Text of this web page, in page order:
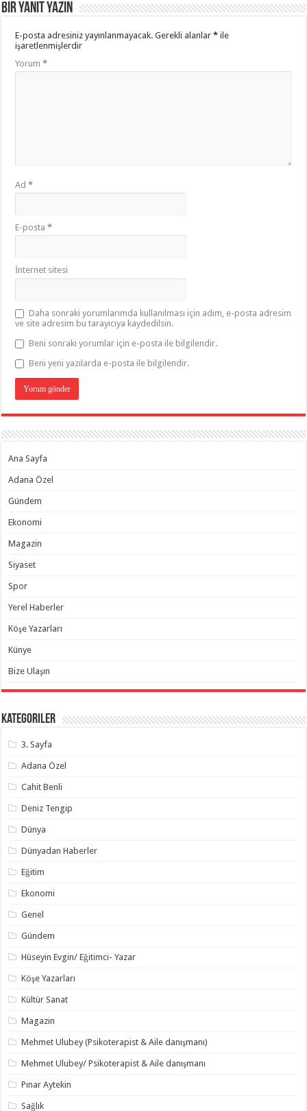
Bir yanıt yazın
E-posta adresiniz yayınlanmayacak. Gerekli alanlar* ile
işaretlenmişlerdir
Yorum*
Ad*
E-posta*
İnternet sitesi
Daha sonraki yorumlarımda kullanılması için adım, e-posta adresim
ve site adresim bu tarayıcıya kaydedilsin.
Beni sonraki yorumlar için e-posta ile bilgilendir.
Beni yeni yazılarda e-posta ile bilgilendir.
Ana Sayfa
Adana Özel
Gündem
Ekonomi
Magazin
Siyaset
Spor
Yerel Haberler
Köşe Yazarları
Künye
Bize Ulaşın
Kategoriler
3. Sayfa
Adana Özel
Cahit Benli
Deniz Tengip
Dünya
Dünyadan Haberler
Eğitim
Ekonomi
Genel
Gündem
Hüseyin Evgin/ Eğitimci- Yazar
Köşe Yazarları
Kültür Sanat
Magazin
Mehmet Ulubey (Psikoterapist & Aile danışmanı)
Mehmet Ulubey/ Psikoterapist & Aile danışmanı
Pınar Aytekin
Sağlık